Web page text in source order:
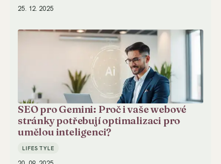
25. 12. 2025
SEO pro Gemini: Proč i vaše webové
stránky potřebují optimalizaci pro
umělou inteligenci?
LIFESTYLE